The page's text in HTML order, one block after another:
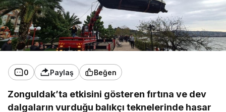
0 Paylaş Beğen
Zonguldak’ta etkisini gösteren fırtına ve dev
dalgaların vurduğu balıkçı teknelerinde hasar